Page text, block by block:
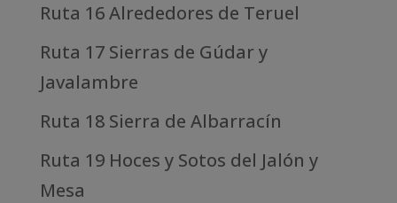
Ruta 16 Alrededores de Teruel
Ruta 17 Sierras de Gúdar y
Javalambre
Ruta 18 Sierra de Albarracín
Ruta 19 Hoces y Sotos del Jalón y
Mesa